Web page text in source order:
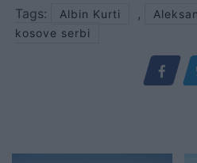
Tags:
Albin Kurti ,
kosove serbi